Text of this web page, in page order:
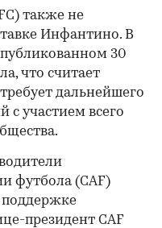
также не
Инфантино. В
30
что считает
дальнейшего
с участием всего
футбола (CAF)
президент CAF